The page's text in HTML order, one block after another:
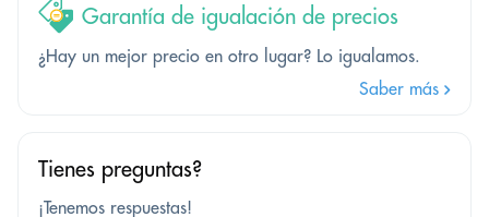
Garantía de igualación de precios
¿Hay un mejor precio en otro lugar? Lo igualamos.
Saber más
Tienes preguntas?
¡Tenemos respuestas!